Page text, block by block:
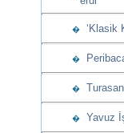
� ‘Klasik
�
�
� Yavuz